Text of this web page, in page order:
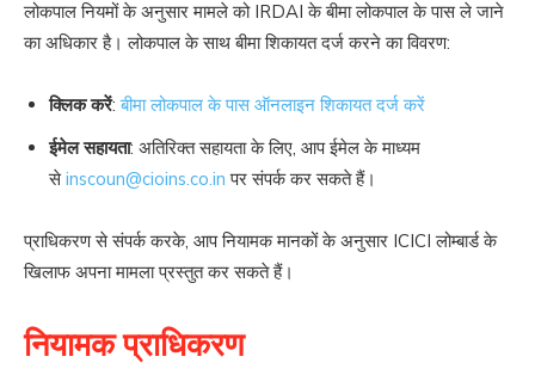
लोकपाल नियमों के अनुसार मामले को IRDAI के बीमा लोकपाल के पास ले जाने
का अधिकार है। लोकपाल के साथ बीमा शिकायत दर्ज करने का विवरण:
क्लिक करें:बीमा लोकपाल के पास ऑनलाइन शिकायत दर्ज करें
ईमेल सहायता: अतिरिक्त सहायता के लिए, आप ईमेल के माध्यम
सेinscoun@cioins.co.in पर संपर्क कर सकते हैं।
प्राधिकरण से संपर्क करके, आप नियामक मानकों के अनुसार ICICI लोम्बार्ड के
खिलाफ अपना मामला प्रस्तुत कर सकते हैं।
नियामक प्राधिकरण